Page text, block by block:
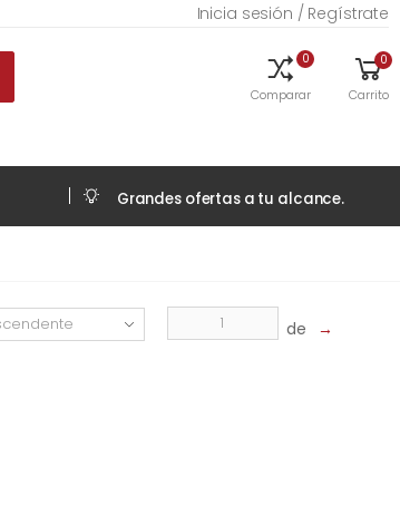
Inicia sesión / Regístrate
0
Comparar
0
Carrito
Grandes ofertas a tu alcance.
de →